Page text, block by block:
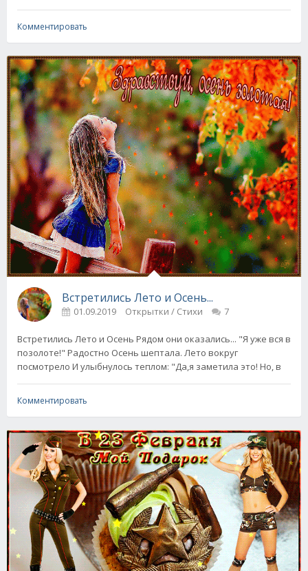
Комментировать
Встретились Лето и Осень...
01.09.2019 Открытки / Стихи 7
Встретились Лето и Осень Рядом они оказались... "Я уже вся в
позолоте!" Радостно Осень шептала. Лето вокруг
посмотрело И улыбнулось теплом: "Да,я заметила это! Но, в
Комментировать